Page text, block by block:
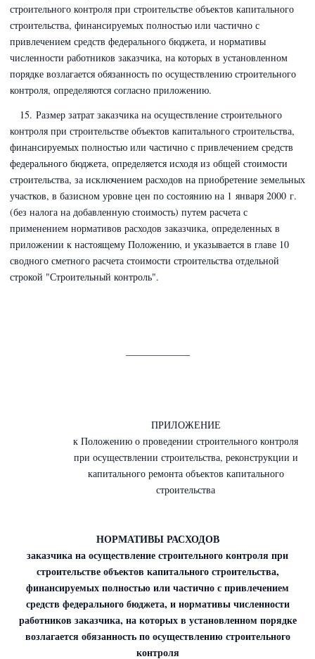
строительного контроля при строительстве объектов капитального
строительства, финансируемых полностью или частично с
привлечением средств федерального бюджета, и нормативы
численности работников заказчика, на которых в установленном
порядке возлагается обязанность по осуществлению строительного
контроля, определяются согласно приложению.
15. Размер затрат заказчика на осуществление строительного
контроля при строительстве объектов капитального строительства,
финансируемых полностью или частично с привлечением средств
федерального бюджета, определяется исходя из общей стоимости
строительства, за исключением расходов на приобретение земельных
участков, в базисном уровне цен по состоянию на 1 января 2000 г.
(без налога на добавленную стоимость) путем расчета с
применением нормативов расходов заказчика, определенных в
приложении к настоящему Положению, и указывается в главе 10
сводного сметного расчета стоимости строительства отдельной
строкой "Строительный контроль".
ПРИЛОЖЕНИЕ
к Положению о проведении строительного контроля
при осуществлении строительства, реконструкции и
капитального ремонта объектов капитального
строительства
НОРМАТИВЫ РАСХОДОВ
заказчика на осуществление строительного контроля при
строительстве объектов капитального строительства,
финансируемых полностью или частично с привлечением
средств федерального бюджета, и нормативы численности
работников заказчика, на которых в установленном порядке
возлагается обязанность по осуществлению строительного
контроля